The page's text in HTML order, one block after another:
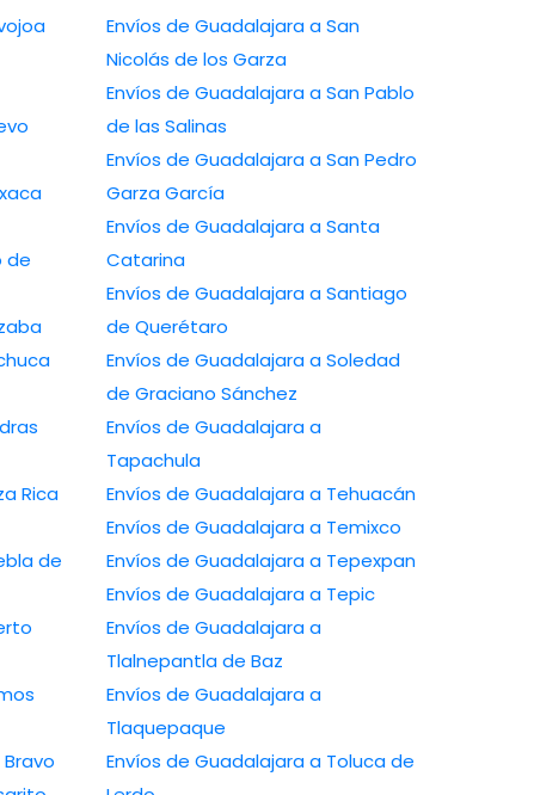
a Navojoa
a Orizaba
a Río Bravo
Envíos de Guadalajara a San
Nicolás de los Garza
Envíos de Guadalajara a San Pablo
de las Salinas
Envíos de Guadalajara a San Pedro
Garza García
Envíos de Guadalajara a Santa
Catarina
Envíos de Guadalajara a Santiago
de Querétaro
Envíos de Guadalajara a Soledad
de Graciano Sánchez
Envíos de Guadalajara a
Tapachula
Envíos de Guadalajara a Tehuacán
Envíos de Guadalajara a Temixco
Envíos de Guadalajara a Tepexpan
Envíos de Guadalajara a Tepic
Envíos de Guadalajara a
Tlalnepantla de Baz
Envíos de Guadalajara a
Tlaquepaque
Envíos de Guadalajara a Toluca de